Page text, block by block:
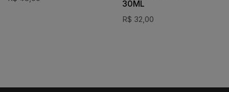
30ML
R$ 32,00